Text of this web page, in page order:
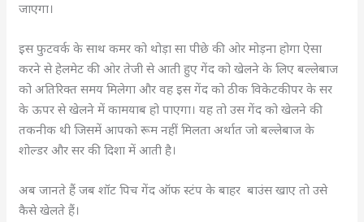
जाएगा।
इस फुटवर्क के साथ कमर को थोड़ा सा पीछे की ओर मोड़ना होगा ऐसा
करने से हेलमेट की ओर तेजी से आती हुए गेंद को खेलने के लिए बल्लेबाज
को अतिरिक्त समय मिलेगा और वह इस गेंद को ठीक विकेटकीपर के सर
के ऊपर से खेलने में कामयाब हो पाएगा। यह तो उस गेंद को खेलने की
तकनीक थी जिसमें आपको रूम नहीं मिलता अर्थात जो बल्लेबाज के
शोल्डर और सर की दिशा में आती है।
अब जानते हैं जब शॉट पिच गेंद ऑफ स्टंप के बाहर बाउंस खाए तो उसे
कैसे खेलते हैं।